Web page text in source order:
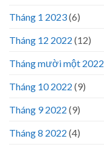
Tháng 1 2023(6)
Tháng 12 2022 (12)
Tháng mười một 2022
Tháng 10 2022 (9)
Tháng 9 2022 (9)
Tháng 8 2022 (4)